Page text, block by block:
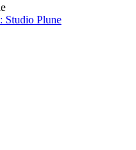
Studio Plune